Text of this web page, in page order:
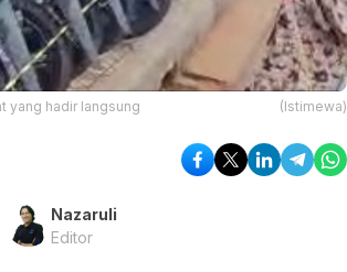
yang hadir langsung (Istimewa)
Nazaruli
Editor